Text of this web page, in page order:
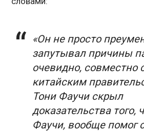
«Он не просто
запутывал причины
очевидно, совместно
китайским
Тони Фаучи скрыл
доказательства того,
Фаучи, вообще помог